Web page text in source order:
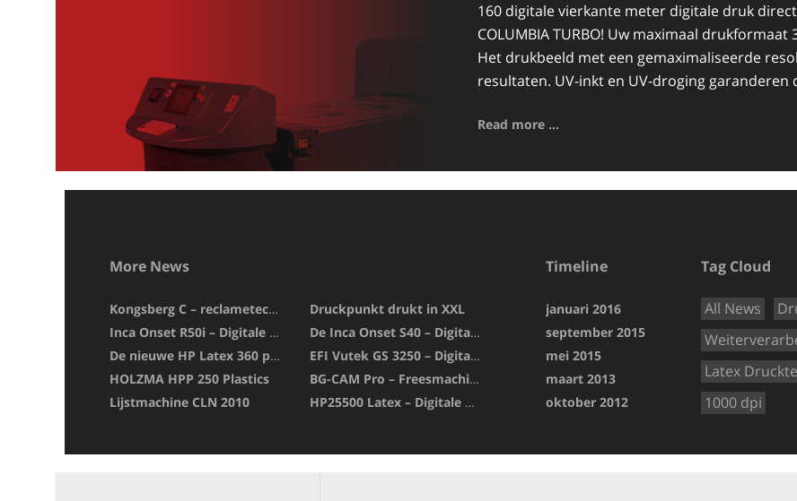
160 digitale vierkante meter digitale druk
COLUMBIA TURBO! Uw maximaal
Het drukbeeld met een gemaximaliseerde
resultaten. UV-inkt en UV-droging garanderen
Read more ...
More News
Kongsberg C – reclametechniek
Inca Onset R50i – Digitale druk
De nieuwe HP Latex 360 printer
HOLZMA HPP 250 Plastics
Lijstmachine CLN 2010
Druckpunkt drukt in XXL
De Inca Onset S40 – Digitale druk
EFI Vutek GS 3250 – Digitale druk
BG-CAM Pro – Freesmachine
HP25500 Latex – Digitale druk
Timeline
januari 2016
september 2015
mei 2015
maart 2013
oktober 2012
Tag Cloud
All News
Latex
1000 dpi